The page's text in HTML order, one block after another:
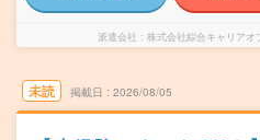
派遣会社 株式会社綜合キャリア
未読 掲載日 2026/08/05